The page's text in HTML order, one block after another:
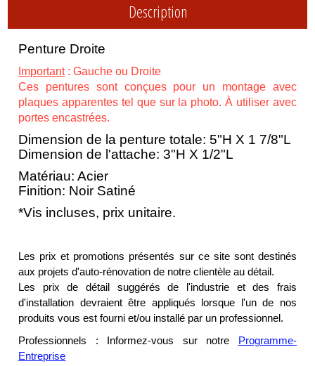
Description
Penture Droite
Important: Gauche ou Droite
Ces pentures sont conçues pour un montage avec
plaques apparentes tel que sur la photo. À utiliser avec
portes encastrées.
Dimension de la penture totale: 5"H X 1 7/8"L
Dimension de l'attache: 3"H X 1/2"L
Matériau: Acier
Finition: Noir Satiné
*Vis incluses, prix unitaire.
Les prix et promotions présentés sur ce site sont destinés
aux projets d'auto-rénovation de notre clientèle au détail.
Les prix de détail suggérés de l'industrie et des frais
d'installation devraient être appliqués lorsque l'un de nos
produits vous est fourni et/ou installé par un professionnel.
Professionnels : Informez-vous sur notre
Programme-
Entreprise